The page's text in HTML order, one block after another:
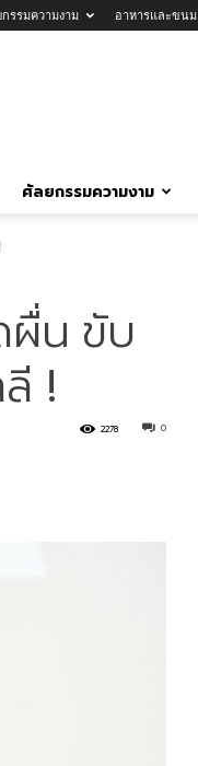
รรมความงาม อาหารและขนม
ศัลยกรรมความงาม
ผื่น ขับ
!
0
2278